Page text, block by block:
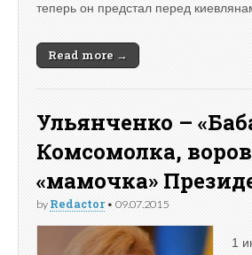
теперь он предстал перед
Read more →
Ульянченко –
Комсомолка,
«мамочка»
by Redactor• 09.07.2015
1